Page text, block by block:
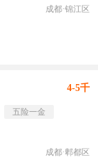
成都·锦江区
4-5千
五险一金
成都·郫都区